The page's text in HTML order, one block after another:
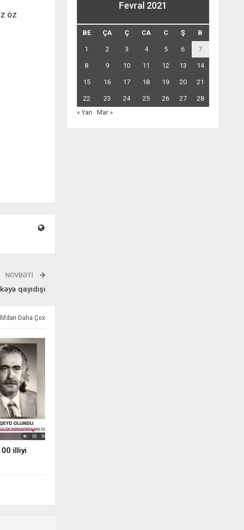
öz
NÖVBƏTI
qayıdışı
Daha Çox
illiyi
Fevral 2021
BE ÇA Ç CA C Ş B
1 2 3 4 5 6 7
8 9 10 11 12 13 14
15 16 17 18 19 20 21
22 23 24 25 26 27
28
« Yan
Mar »